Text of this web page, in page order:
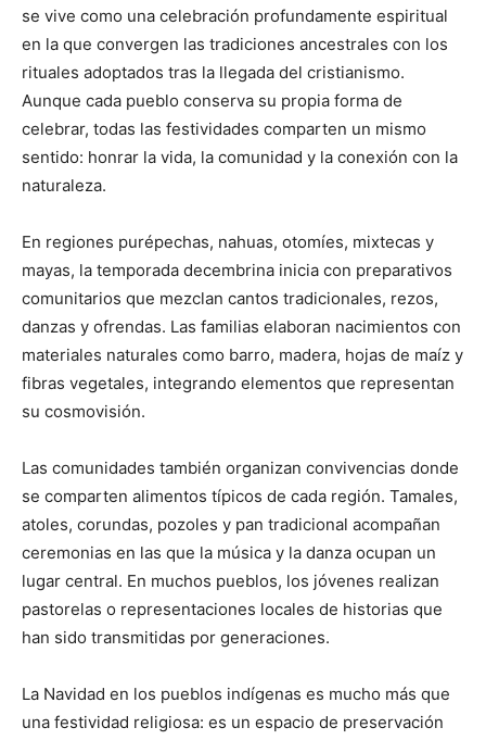
se vive como una celebración profundamente espiritual
en la que convergen las tradiciones ancestrales con los
rituales adoptados tras la llegada del cristianismo.
Aunque cada pueblo conserva su propia forma de
celebrar, todas las festividades comparten un mismo
sentido: honrar la vida, la comunidad y la conexión con la
naturaleza.
En regiones purépechas, nahuas, otomíes, mixtecas y
mayas, la temporada decembrina inicia con preparativos
comunitarios que mezclan cantos tradicionales, rezos,
danzas y ofrendas. Las familias elaboran nacimientos con
materiales naturales como barro, madera, hojas de maíz y
fibras vegetales, integrando elementos que representan
su cosmovisión.
Las comunidades también organizan convivencias donde
se comparten alimentos típicos de cada región. Tamales,
atoles, corundas, pozoles y pan tradicional acompañan
ceremonias en las que la música y la danza ocupan un
lugar central. En muchos pueblos, los jóvenes realizan
pastorelas o representaciones locales de historias que
han sido transmitidas por generaciones.
La Navidad en los pueblos indígenas es mucho más que
una festividad religiosa: es un espacio de preservación